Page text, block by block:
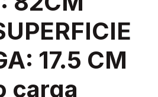
17.5 CM
carga